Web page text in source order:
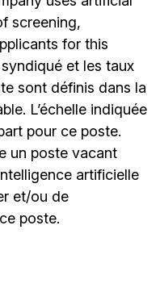
screening,
for this
syndiqué et les taux
sont définis dans la
L’échelle indiquée
pour ce poste.
un poste vacant
artificielle
et/ou de
poste.